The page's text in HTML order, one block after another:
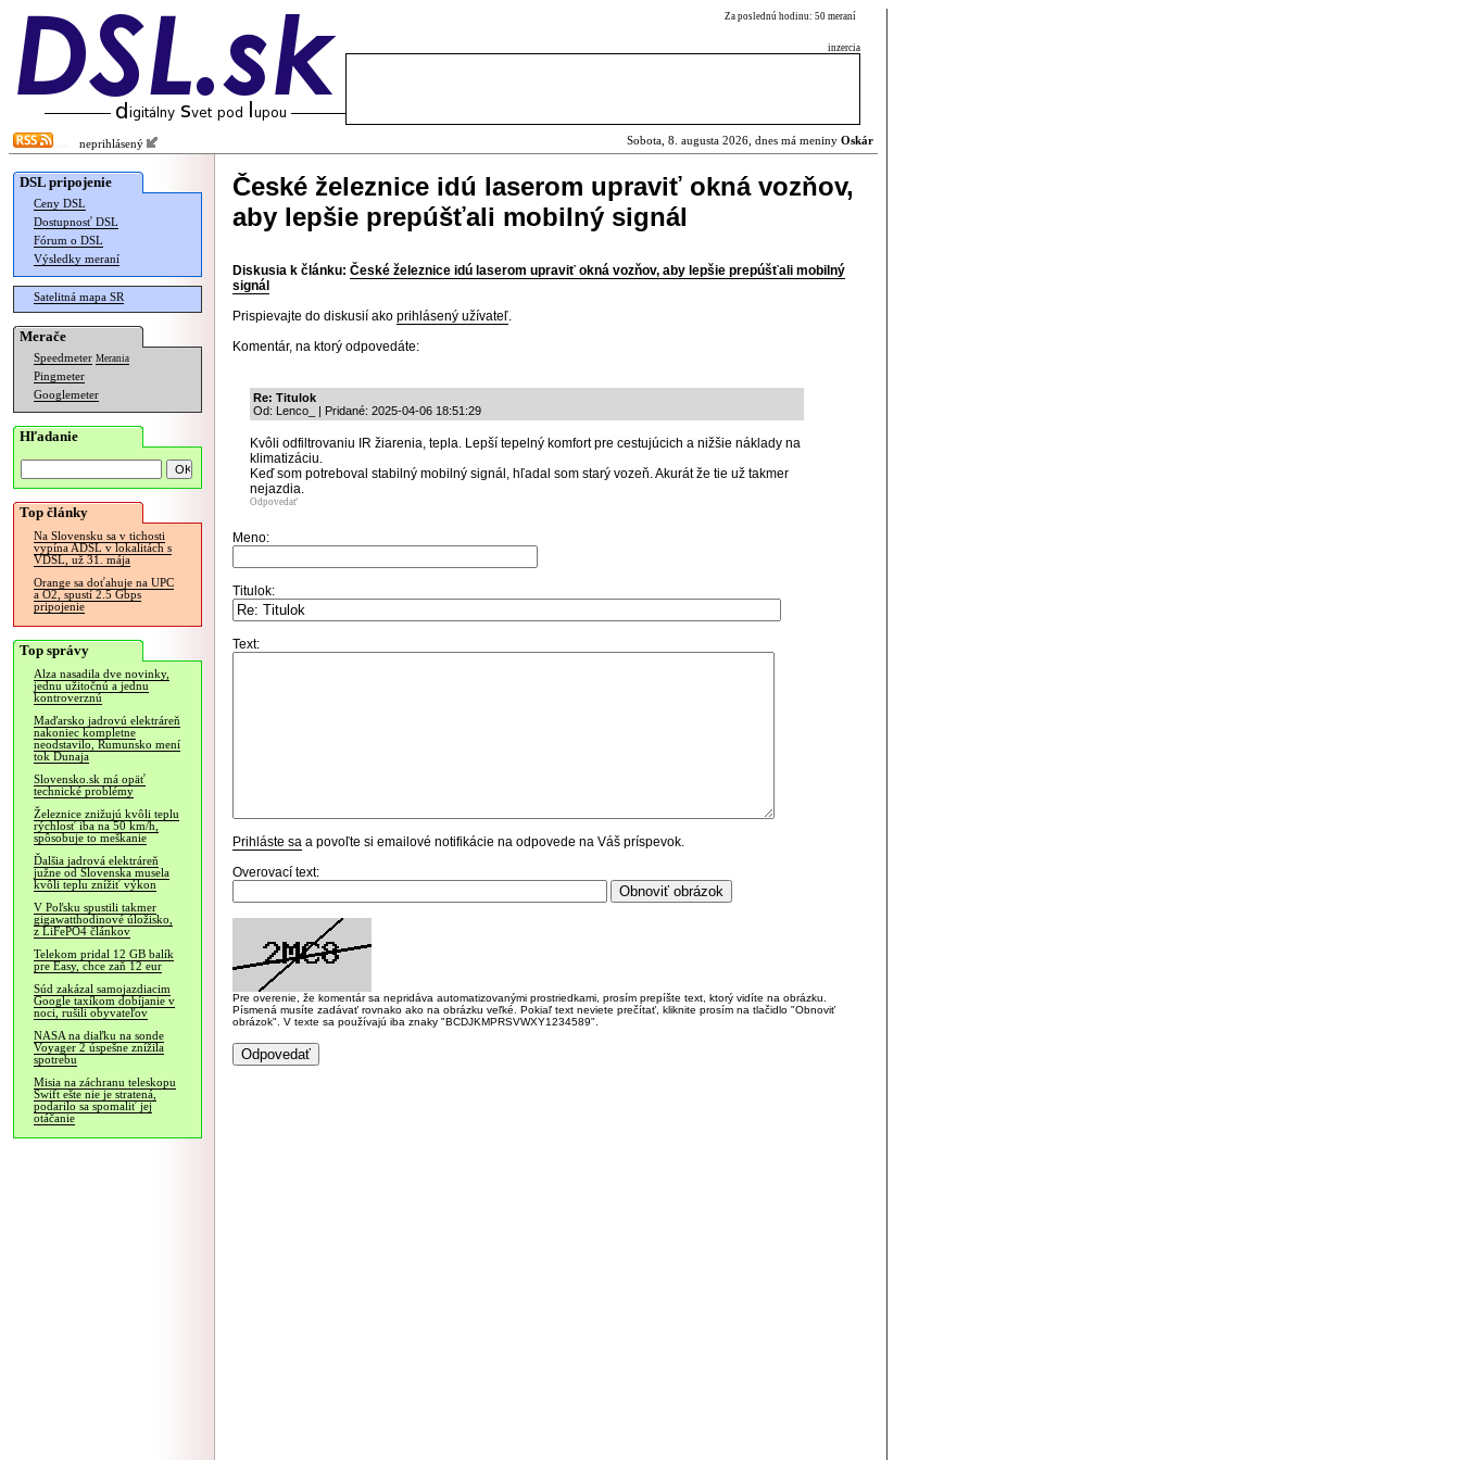
Za poslednú hodinu: 50 meraní
inzercia
neprihlásený Sobota, 8. augusta 2026, dnes má meniny Oskár
DSL pripojenie
Ceny DSL
Dostupnosť DSL
Fórum o DSL
Výsledky meraní
Satelitná mapa SR
Merače
Speedmeter Merania
Pingmeter
Googlemeter
Hľadanie
Top články
Na Slovensku sa v tichosti
vypína ADSL v lokalitách s
VDSL, už 31. mája
Orange sa doťahuje na UPC
a O2, spustí 2.5 Gbps
pripojenie
Top správy
Alza nasadila dve novinky,
jednu užitočnú a jednu
kontroverznú
Maďarsko jadrovú elektráreň
nakoniec kompletne
neodstavilo, Rumunsko mení
tok Dunaja
Slovensko.sk má opäť
technické problémy
Železnice znižujú kvôli teplu
rýchlosť iba na 50 km/h,
spôsobuje to meškanie
Ďalšia jadrová elektráreň
južne od Slovenska musela
kvôli teplu znížiť výkon
V Poľsku spustili takmer
gigawatthodinové úložisko,
z LiFePO4 článkov
Telekom pridal 12 GB balík
pre Easy, chce zaň 12 eur
Súd zakázal samojazdiacim
Google taxíkom dobíjanie v
noci, rušili obyvateľov
NASA na diaľku na sonde
Voyager 2 úspešne znížila
spotrebu
Misia na záchranu teleskopu
Swift ešte nie je stratená,
podarilo sa spomaliť jej
otáčanie
České železnice idú laserom upraviť okná vozňov,
aby lepšie prepúšťali mobilný signál
Diskusia k článku: České železnice idú laserom upraviť okná vozňov, aby lepšie prepúšťali mobilný
signál
Prispievajte do diskusií ako prihlásený užívateľ.
Komentár, na ktorý odpovedáte:
Re: Titulok
Od: Lenco_ | Pridané: 2025-04-06 18:51:29
Kvôli odfiltrovaniu IR žiarenia, tepla. Lepší tepelný komfort pre cestujúcich a nižšie náklady na
klimatizáciu.
Keď som potreboval stabilný mobilný signál, hľadal som starý vozeň. Akurát že tie už takmer
nejazdia.
Odpovedať
Meno:
Titulok:
Text:
Prihláste sa a povoľte si emailové notifikácie na odpovede na Váš príspevok.
Overovací text:
Pre overenie, že komentár sa nepridáva automatizovanými prostriedkami, prosím prepíšte text, ktorý vidíte na obrázku.
Písmená musíte zadávať rovnako ako na obrázku veľké. Pokiaľ text neviete prečítať, kliknite prosím na tlačidlo "Obnoviť
obrázok". V texte sa používajú iba znaky "BCDJKMPRSVWXY1234589".